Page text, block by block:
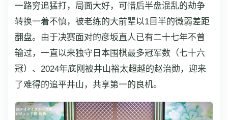
一路穷追猛打，局面大好，可惜后半盘混乱的劫争
转换一着不慎，被老练的大前辈以1目半的微弱差距
翻盘。由于决赛面对的彦坂直人已有二十七年不曾
输过，一直以来独守日本围棋最多冠军数（七十六
冠）、2024年底刚被井山裕太超越的赵治勋，迎来
了难得的追平井山，共享第一的良机。